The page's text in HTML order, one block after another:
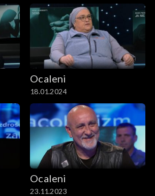
Ocaleni
18.01.2024
Ocaleni
23.11.2023